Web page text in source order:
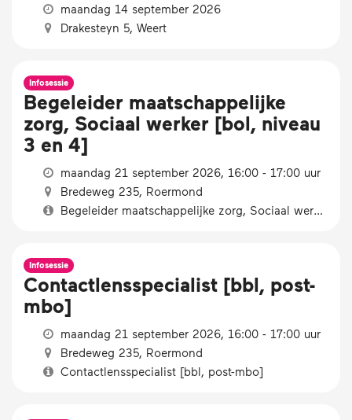
maandag 14 september 2026
Drakesteyn 5, Weert
Infosessie
Begeleider maatschappelijke
zorg, Sociaal werker [bol, niveau
3 en 4]
maandag 21 september 2026, 16:00 - 17:00 uur
Bredeweg 235, Roermond
Begeleider maatschappelijke zorg, Sociaal werker [bol, niveau 3 en 4]
Infosessie
Contactlensspecialist [bbl, post-
mbo]
maandag 21 september 2026, 16:00 - 17:00 uur
Bredeweg 235, Roermond
Contactlensspecialist [bbl, post-mbo]